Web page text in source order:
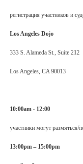
регистрация участников и
Los Angeles Dojo
333 S. Alameda St., Suite 212
Los Angeles, CA 90013
10:00am - 12:00
участники могут размяться/
13:00pm – 15:00pm